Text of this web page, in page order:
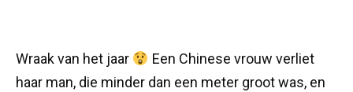
Wraak van het jaar
Een Chinese vrouw verliet
haar man, die minder dan een meter groot was, en